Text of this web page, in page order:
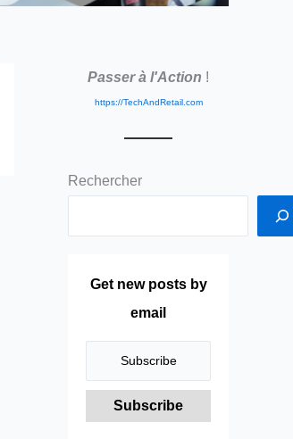
Passer à l'Action !
https://TechAndRetail.com
Rechercher
Get new posts by
email